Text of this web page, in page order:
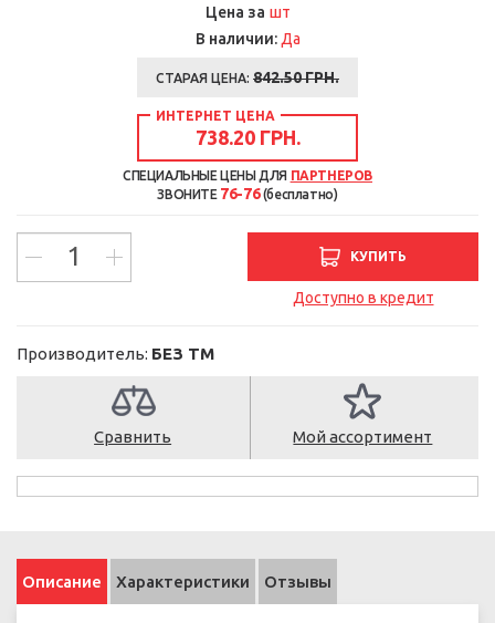
Цена за шт
В наличии: Да
СТАРАЯ ЦЕНА: 842.50ГРН.
ИНТЕРНЕТ ЦЕНА
738.20 ГРН.
СПЕЦИАЛЬНЫЕ ЦЕНЫ ДЛЯ ПАРТНЕРОВ
ЗВОНИТЕ 76-76(бесплатно)
КУПИТЬ
Доступно в кредит
Производитель: БЕЗ ТМ
Сравнить Мой ассортимент
Описание Характеристики Отзывы